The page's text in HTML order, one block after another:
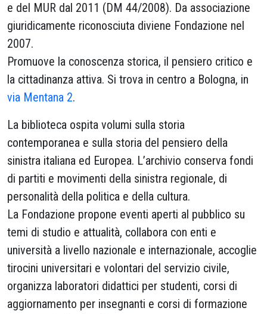
e del MUR dal 2011 (DM 44/2008). Da associazione
giuridicamente riconosciuta diviene Fondazione nel
2007.
Promuove la conoscenza storica, il pensiero critico e
la cittadinanza attiva. Si trova in centro a Bologna, in
via Mentana 2.
La biblioteca ospita volumi sulla storia
contemporanea e sulla storia del pensiero della
sinistra italiana ed Europea. L’archivio conserva fondi
di partiti e movimenti della sinistra regionale, di
personalità della politica e della cultura.
La Fondazione propone eventi aperti al pubblico su
temi di studio e attualità, collabora con enti e
università a livello nazionale e internazionale, accoglie
tirocini universitari e volontari del servizio civile,
organizza laboratori didattici per studenti, corsi di
aggiornamento per insegnanti e corsi di formazione